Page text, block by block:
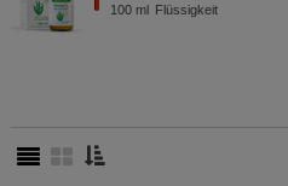
100 ml Flüssigkeit